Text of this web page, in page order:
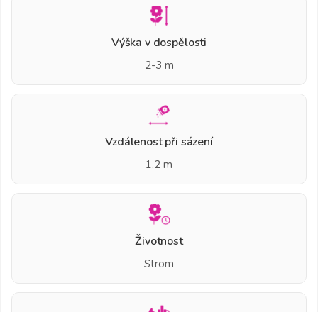
Výška v dospělosti
2-3 m
Vzdálenost při sázení
1,2 m
Životnost
Strom